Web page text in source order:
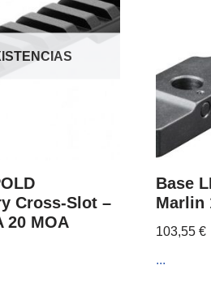
Cross-Slot –
20 MOA
Base
Marlin
103,55€
...